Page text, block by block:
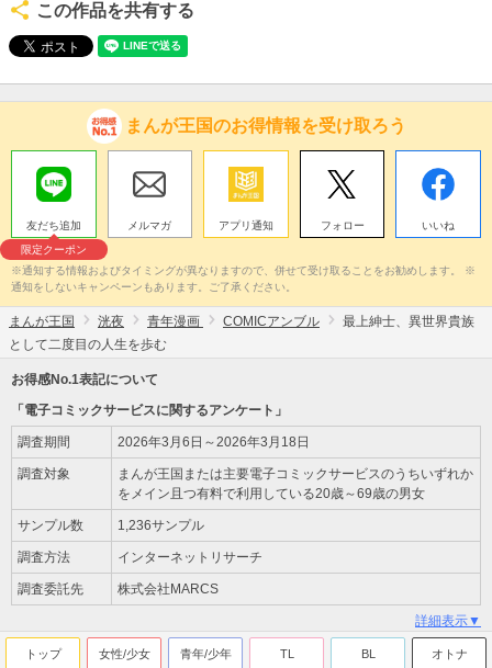
この作品を共有する
まんが王国のお得情報を受け取ろう
友だち追加
限定クーポン
メルマガ アプリ通知 フォロー いいね
※通知する情報およびタイミングが異なりますので、併せて受け取ることをお勧めします。 ※
通知をしないキャンペーンもあります。ご了承ください。
まんが王国 洸夜 青年漫画 COMICアンブル
最上紳士、異世界貴族
として二度目の人生を歩む
お得感No.1表記について
「電子コミックサービスに関するアンケート」
調査期間 2026年3月6日～2026年3月18日
調査対象
まんが王国または主要電子コミックサービスのうちいずれか
をメイン且つ有料で利用している20歳～69歳の男女
サンプル数 1,236サンプル
調査方法 インターネットリサーチ
調査委託先 株式会社MARCS
詳細表示▼
トップ 女性/少女 青年/少年 TL BL オトナ